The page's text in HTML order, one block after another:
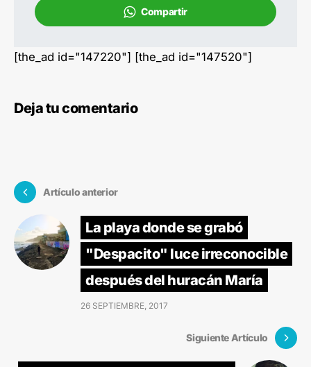
Compartir
[the_ad id="147220"] [the_ad id="147520"]
Deja tu comentario
Artículo anterior
La playa donde se grabó
"Despacito" luce irreconocible
después del huracán María
26 SEPTIEMBRE, 2017
Siguiente Artículo